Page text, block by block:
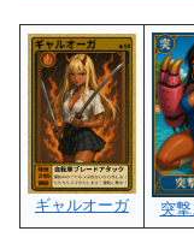
ギャルオーガ 突